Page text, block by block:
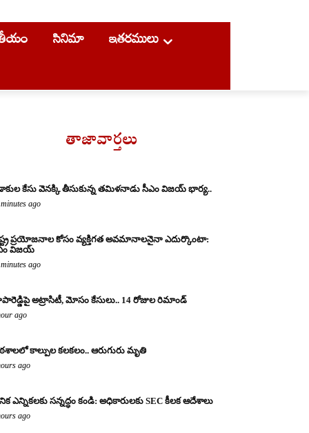
సినిమా ఇతరములు
తాజావార్తలు
కేసు వెనక్కి తీసుకున్న తమిళనాడు సీఎం విజయ్ భార్య..
ago
ప్రయోజనాల కోసం వ్యక్తిగత అవమానాలనైనా ఎదుర్కొంటా:
విజయ్
ago
అట్రాసిటీ, మోసం కేసులు.. 14 రోజుల రిమాండ్
ago
కాల్పుల కలకలం.. ఆరుగురు మృతి
ago
ఎన్నికలకు సన్నద్ధం కండి: అధికారులకు SEC కీలక ఆదేశాలు
ago